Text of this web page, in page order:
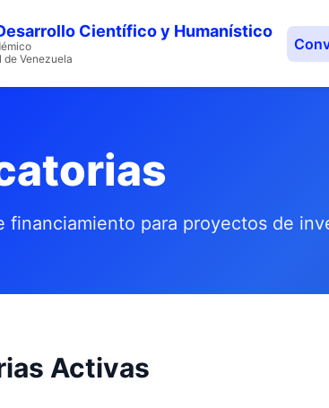
Científico y Humanístico
de Venezuela
financiamiento para proyectos de
Activas